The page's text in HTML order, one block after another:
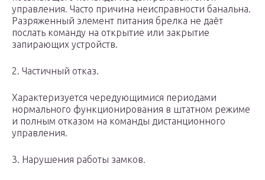
управления. Часто причина неисправности банальна.
Разряженный элемент питания брелка не даёт
послать команду на открытие или закрытие
запирающих устройств.
2. Частичный отказ.
Характеризуется чередующимися периодами
нормального функционирования в штатном режиме
и полным отказом на команды дистанционного
управления.
3. Нарушения работы замков.